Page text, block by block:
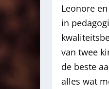
Leonore
in
van twee
de beste
alles wat